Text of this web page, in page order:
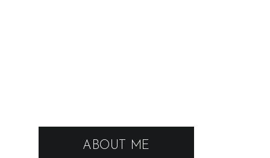
ABOUT ME